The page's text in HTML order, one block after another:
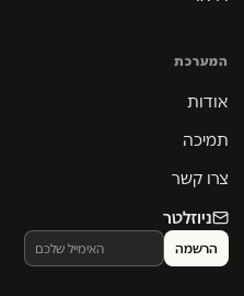
המערכת
אודות
תמיכה
צרו קשר
ניוזלטר